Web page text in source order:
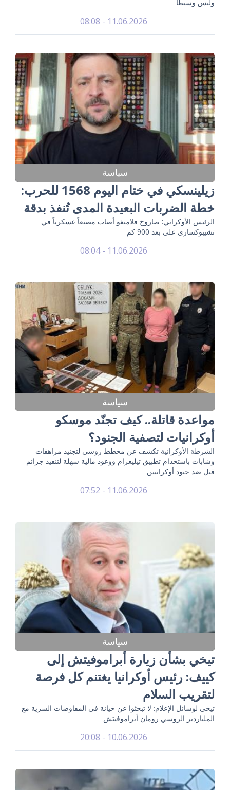
وليس وسيطاً
11.06.2026 - 08:08
سياسة
زيلينسكي في ختام اليوم 1568 للحرب:
خطة الضربات البعيدة المدى تُنفذ بدقة
الرئيس الأوكراني: صاروخ فلامنغو أصاب مصنعاً عسكرياً في
تشيبوكساري على بعد 900 كم
11.06.2026 - 08:04
سياسة
مواعدة قاتلة.. كيف تجنّد موسكو
أوكرانيات لتصفية الجنود؟
الشرطة الأوكرانية تكشف عن مخطط روسي لتجنيد مراهقات
وشابات باستخدام تطبيق تيليغرام ووعود مالية سهلة لتنفيذ جرائم
قتل ضد جنود أوكرانيين
11.06.2026 - 07:52
سياسة
تيخي بشأن زيارة أبراموفيتش إلى
كييف: رئيس أوكرانيا يغتنم كل فرصة
لتقريب السلام
تيخي لوسائل الإعلام: لا تبحثوا عن خيانة في المفاوضات السرية مع
الملياردير الروسي رومان أبراموفيتش
10.06.2026 - 20:08